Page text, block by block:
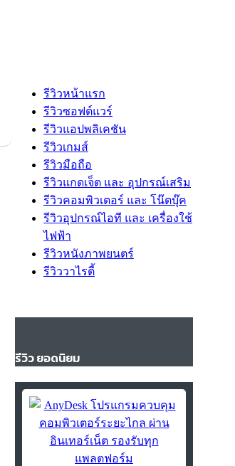
รีวิวหน้าแรก
รีวิวซอฟต์แวร์
รีวิวแอปพลิเคชัน
รีวิวเกมส์
รีวิวมือถือ
รีวิวแกดเจ็ต และ อุปกรณ์เสริม
รีวิวคอมพิวเตอร์ และ โน๊ตบุ๊ค
รีวิวอุปกรณ์ไอที และ เครื่องใช้
ไฟฟ้า
รีวิวหนังภาพยนตร์
รีวิววาไรตี้
รีวิว ยอดนิยม